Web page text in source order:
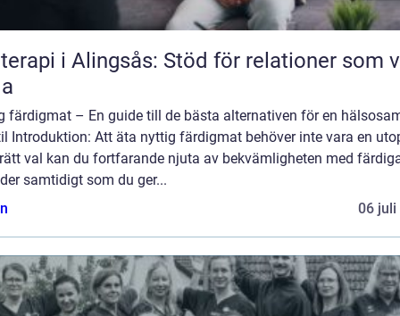
i Alingsås: Stöd för relationer som
färdigmat – En guide till de bästa alternativen för en
Introduktion: Att äta nyttig färdigmat behöver inte vara en
val kan du fortfarande njuta av bekvämligheten med
samtidigt som du ger...
06 juli